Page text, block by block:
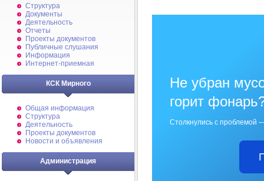
Структура
Документы
Деятельность
Отчеты
Проекты документов
Публичные слушания
Информация
Интернет-приемная
КСК Мирного
Общая информация
Структура
Деятельность
Проекты документов
Новости и объявления
Администрация
Не убран
горит
Столкнулись с проблемой